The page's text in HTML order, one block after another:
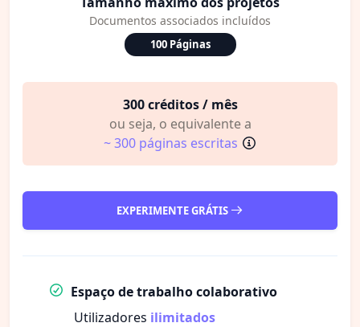
Documentos associados incluídos
100 Páginas
300 créditos / mês
ou seja, o equivalente a
~ 300 páginas escritas
EXPERIMENTE GRÁTIS
Espaço de trabalho colaborativo
Utilizadores ilimitados